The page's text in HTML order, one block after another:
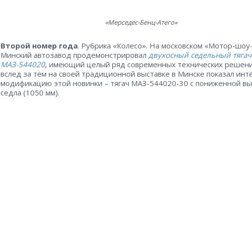
«Мерседес-Бенц-Атего»
Второй номер года. Рубрика «Колесо». На московском «Мотор-
Минский автозавод продемонстрировал двухосный седельный тягач
МАЗ-544020, имеющий целый ряд современных технических
вслед за тем на своей традиционной выставке в Минске показал
модификацию этой новинки – тягач МАЗ-544020-30 с пониженной
седла (1050 мм).